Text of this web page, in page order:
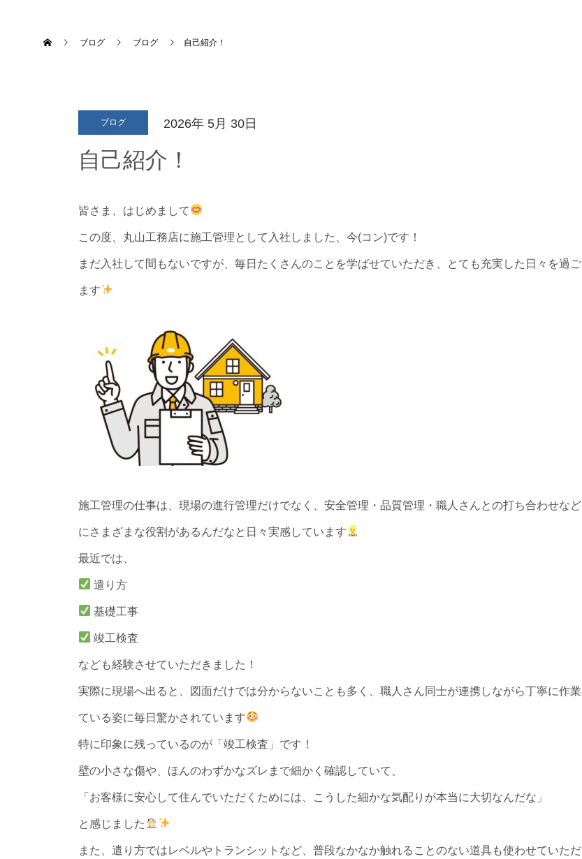
ブログ ブログ 自己紹介！
2026年 5月 30日
ブログ
自己紹介！
皆さま、はじめまして
この度、丸山工務店に施工管理として入社しました、今(コン)です！
まだ入社して間もないですが、毎日たくさんのことを学ばせていただき、とても充実した日々を過
ます
施工管理の仕事は、現場の進行管理だけでなく、安全管理・品質管理・職人さんとの打ち合わせな
にさまざまな役割があるんだなと日々実感しています
最近では、
遣り方
基礎工事
竣工検査
なども経験させていただきました！
実際に現場へ出ると、図面だけでは分からないことも多く、職人さん同士が連携しながら丁寧に作
ている姿に毎日驚かされています
特に印象に残っているのが「竣工検査」です！
壁の小さな傷や、ほんのわずかなズレまで細かく確認していて、
「お客様に安心して住んでいただくためには、こうした細かな気配りが本当に大切なんだな」
と感じました
また、遣り方ではレベルやトランシットなど、普段なかなか触れることのない道具も使わせていた